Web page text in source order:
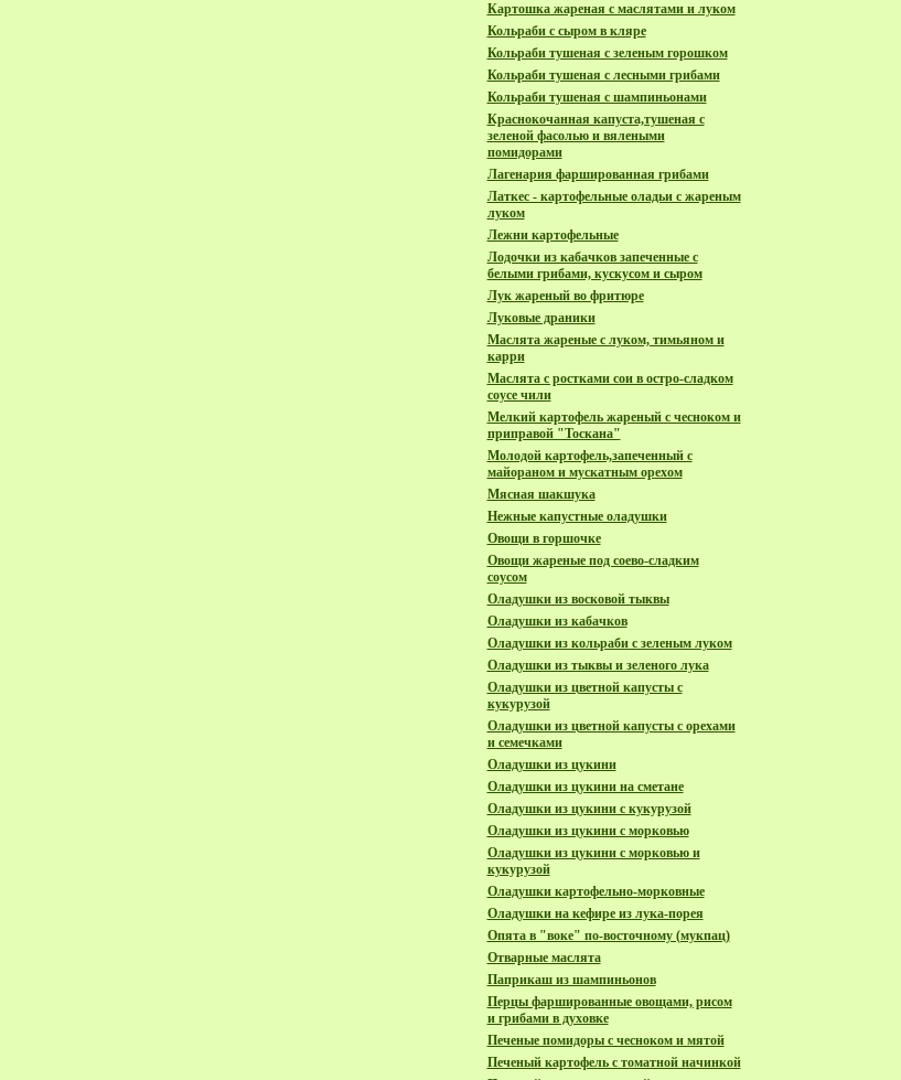
Картошка жареная с маслятами и луком
Кольраби с сыром в кляре
Кольраби тушеная с зеленым горошком
Кольраби тушеная с лесными грибами
Кольраби тушеная с шампиньонами
Краснокочанная капуста,тушеная с
зеленой фасолью и вялеными
помидорами
Лагенария фаршированная грибами
Латкес - картофельные оладьи с жареным
луком
Лежни картофельные
Лодочки из кабачков запеченные с
белыми грибами, кускусом и сыром
Лук жареный во фритюре
Луковые драники
Маслята жареные с луком, тимьяном и
карри
Маслята с ростками сои в остро-сладком
соусе чили
Мелкий картофель жареный с чесноком и
приправой "Тоскана"
Молодой картофель,запеченный с
майораном и мускатным орехом
Мясная шакшука
Нежные капустные оладушки
Овощи в горшочке
Овощи жареные под соево-сладким
соусом
Оладушки из восковой тыквы
Оладушки из кабачков
Оладушки из кольраби с зеленым луком
Оладушки из тыквы и зеленого лука
Оладушки из цветной капусты с
кукурузой
Оладушки из цветной капусты с орехами
и семечками
Оладушки из цукини
Оладушки из цукини на сметане
Оладушки из цукини с кукурузой
Оладушки из цукини с морковью
Оладушки из цукини с морковью и
кукурузой
Оладушки картофельно-морковные
Оладушки на кефире из лука-порея
Опята в "воке" по-восточному (мукпац)
Отварные маслята
Паприкаш из шампиньонов
Перцы фаршированные овощами, рисом
и грибами в духовке
Печеные помидоры с чесноком и мятой
Печеный картофель с томатной начинкой